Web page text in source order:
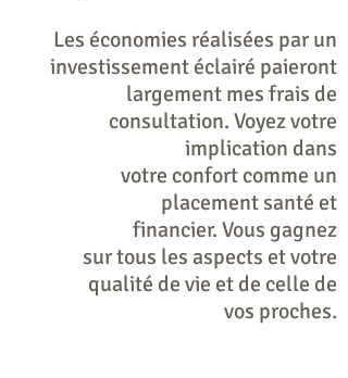
Les économies réalisées par un
investissement éclairé paieront
largement mes frais de
consultation. Voyez votre
implication dans
votre confort comme un
placement santé et
financier. Vous gagnez
sur tous les aspects et votre
qualité de vie et de celle de
vos proches.